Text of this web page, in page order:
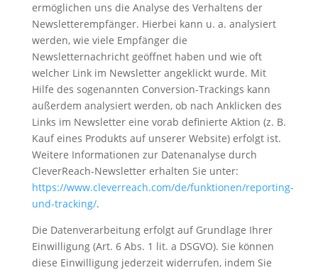
ermöglichen uns die Analyse des Verhaltens der
Newsletterempfänger. Hierbei kann u. a. analysiert
werden, wie viele Empfänger die
Newsletternachricht geöffnet haben und wie oft
welcher Link im Newsletter angeklickt wurde. Mit
Hilfe des sogenannten Conversion-Trackings kann
außerdem analysiert werden, ob nach Anklicken des
Links im Newsletter eine vorab definierte Aktion (z. B.
Kauf eines Produkts auf unserer Website) erfolgt ist.
Weitere Informationen zur Datenanalyse durch
CleverReach-Newsletter erhalten Sie unter:
https://www.cleverreach.com/de/funktionen/reporting-
und-tracking/.
Die Datenverarbeitung erfolgt auf Grundlage Ihrer
Einwilligung (Art. 6 Abs. 1 lit. a DSGVO). Sie können
diese Einwilligung jederzeit widerrufen, indem Sie